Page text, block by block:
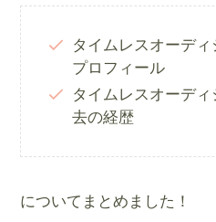
タイムレスオーデ
プロフィール
タイムレスオーデ
去の経歴
についてまとめました！